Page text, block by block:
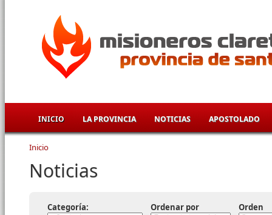
INICIO LA PROVINCIA NOTICIAS APOSTOLADO
Se encuentra usted aquí
Inicio
Noticias
Categoría: Ordenar por Orden